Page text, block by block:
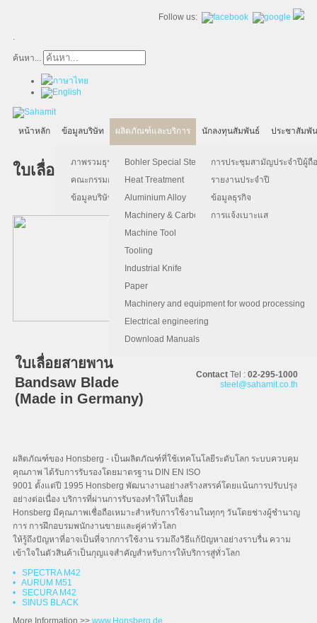
Follow us:
.
ค้นหา...
หน้าหลัก ข้อมูลบริษัท
ภาพรวมธุรกิจ
คณะกรรมการบริษัท
ข้อมูลบริษัท
ผลิตภัณฑ์และบริการ
Bohler Special Steel
Heat Treatment
Aluminium Alloy
Machinery & Carbon Steels
Machine Tool
Tooling
Industrial Knife
Paper
Machinery and equipment for wood processing
Electrical engineering
Download Manuals
นักลงทุนสัมพันธ์
การประชุมสามัญประจำปีผู้ถื
รายงานประจำปี
ข้อมูลธุรกิจ
การแจ้งเบาะแส
ประชาสัมพั
ใบเลื่อยสายพาน
ใบเลื่อยสายพาน
Bandsaw Blade
(Made in Germany)
Contact Tel : 02-295-1000
steel@sahamit.co.th
ผลิตภัณฑ์ของ Honsberg - เป็นผลิตภัณฑ์ที่ใช้เทคโนโลยีระดับโลก ระบบควบคุม
คุณภาพ ได้รับการรับรองโดยมาตรฐาน DIN EN ISO
9001 ตั้งแต่ปี 1995 Honsberg พัฒนางานอย่างสร้างสรรค์โดยแน้นการปรับปรุง
อย่างต่อเนื่อง บริการที่ผ่านการรับรองทำให้ใบเลื่อย
Honsberg มีคุณภาพเชื่อถือเหมาะสำหรับการใช้งานในทุกๆ วันโดยช่างผู้ชำนาญ
การ การฝึกอบรมพนักงานขายและคู่ค่าทั่วโลก
ให้รู้ถึงปัญหาที่อาจเป็นที่จากการใช้งาน รวมถึงวิธีแก้ปัญหาอย่างราบรื่น ความ
เข้าใจในตัวสินค้าเป็นกุญแจสำคัญสำหรับการให้บริการสู่ทั่วโลก
• SPECTRA M42
• AURUM M51
• SECURA M42
• SINUS BLACK